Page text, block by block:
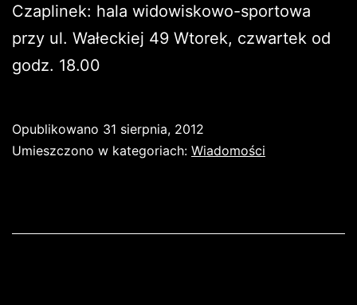
Czaplinek: hala widowiskowo-sportowa
przy ul. Wałeckiej 49 Wtorek, czwartek od
godz. 18.00
Opublikowano 31 sierpnia, 2012
Umieszczono w kategoriach: Wiadomości